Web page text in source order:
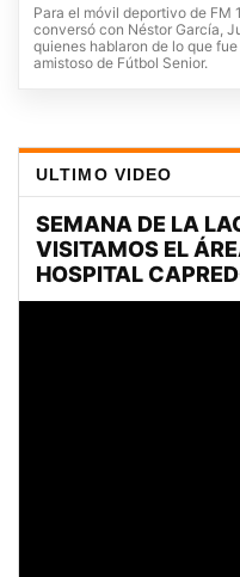
Para el móvil deportivo de FM
conversó con Néstor García,
quienes hablaron de lo que
amistoso de Fútbol Senior.
ULTIMO VIDEO